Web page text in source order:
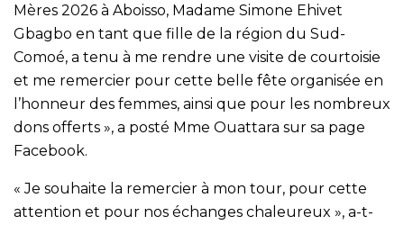
Mères 2026 à Aboisso, Madame Simone Ehivet
Gbagbo en tant que fille de la région du Sud-
Comoé, a tenu à me rendre une visite de courtoisie
et me remercier pour cette belle fête organisée en
l’honneur des femmes, ainsi que pour les nombreux
dons offerts », a posté Mme Ouattara sur sa page
Facebook.
« Je souhaite la remercier à mon tour, pour cette
attention et pour nos échanges chaleureux », a-t-